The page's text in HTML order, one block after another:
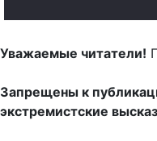
Уважаемые читатели!
Запрещены к
экстремистские